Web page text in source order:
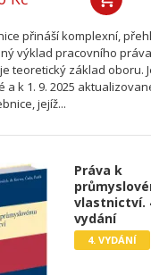
přináší komplexní,
výklad pracovního
teoretický základ oboru.
a k 1. 9. 2025
jejíž...
Práva k
vlastnictví.
vydání
4. VYDÁNÍ